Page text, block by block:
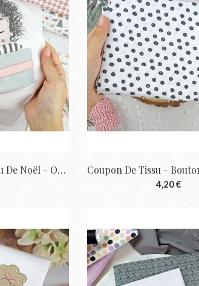
Pan De Tissu - Cadeau De Noël - Ohana En...
4,20 €